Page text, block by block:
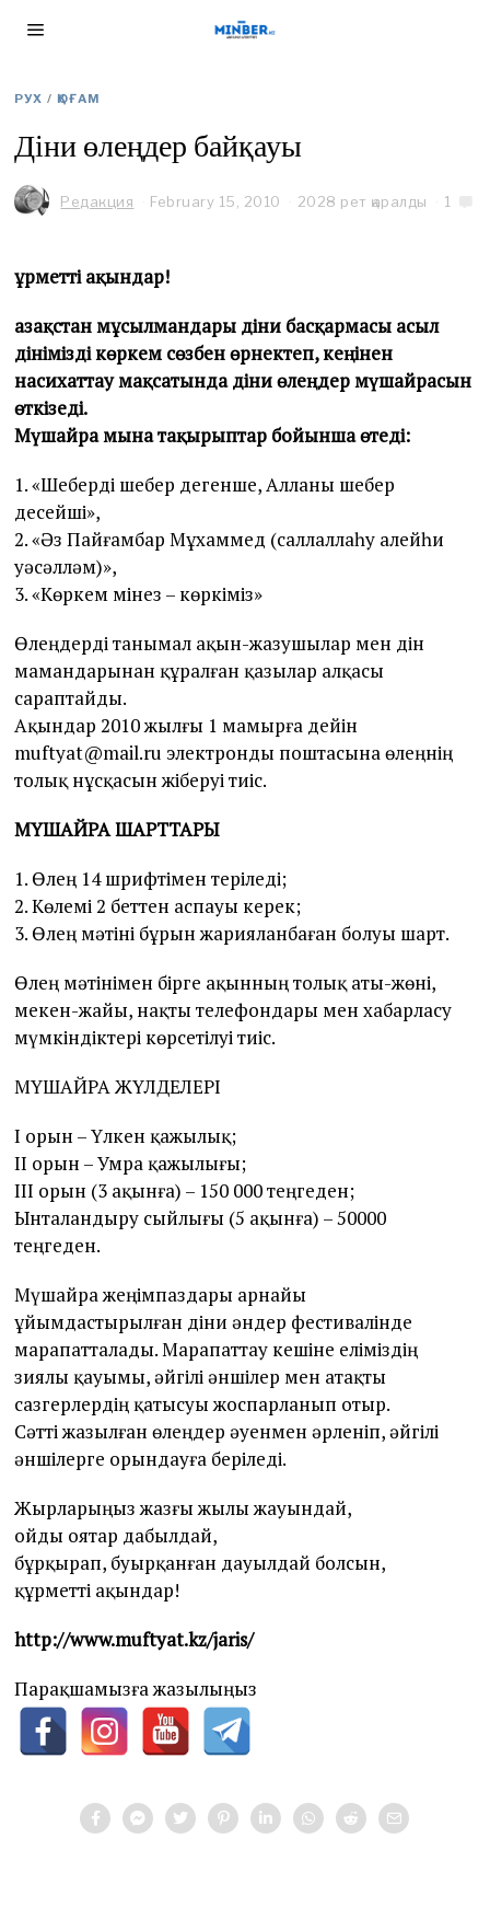
РУХ / ҚОҒАМ
Діни өлеңдер байқауы
Редакция February 15, 2010 2028 рет қаралды 1
Құрметті ақындар!
Қазақстан мұсылмандары діни басқармасы асыл
дінімізді көркем сөзбен өрнектеп, кеңінен
насихаттау мақсатында діни өлеңдер мүшайрасын
өткізеді.
Мүшайра мына тақырыптар бойынша өтеді:
1. «Шеберді шебер дегенше, Алланы шебер
десейші»,
2. «Әз Пайғамбар Мұхаммед (саллаллаһу алейһи
уәсәлләм)»,
3. «Көркем мінез – көркіміз»
Өлеңдерді танымал ақын-жазушылар мен дін
мамандарынан құралған қазылар алқасы
сараптайды.
Ақындар 2010 жылғы 1 мамырға дейін
muftyat@mail.ru электронды поштасына өлеңнің
толық нұсқасын жіберуі тиіс.
МҮШАЙРА ШАРТТАРЫ
1. Өлең 14 шрифтімен теріледі;
2. Көлемі 2 беттен аспауы керек;
3. Өлең мәтіні бұрын жарияланбаған болуы шарт.
Өлең мәтінімен бірге ақынның толық аты-жөні,
мекен-жайы, нақты телефондары мен хабарласу
мүмкіндіктері көрсетілуі тиіс.
МҮШАЙРА ЖҮЛДЕЛЕРІ
І орын – Үлкен қажылық;
ІІ орын – Умра қажылығы;
ІІІ орын (3 ақынға) – 150 000 теңгеден;
Ынталандыру сыйлығы (5 ақынға) – 50000
теңгеден.
Мүшайра жеңімпаздары арнайы
ұйымдастырылған діни әндер фестивалінде
марапатталады. Марапаттау кешіне еліміздің
зиялы қауымы, әйгілі әншілер мен атақты
сазгерлердің қатысуы жоспарланып отыр.
Сәтті жазылған өлеңдер әуенмен әрленіп, әйгілі
әншілерге орындауға беріледі.
Жырларыңыз жазғы жылы жауындай,
ойды оятар дабылдай,
бұрқырап, буырқанған дауылдай болсын,
құрметті ақындар!
http://www.muftyat.kz/jaris/
Парақшамызға жазылыңыз